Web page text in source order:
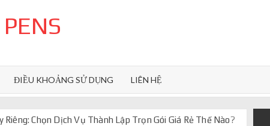
ĐIỀU KHOẢNG SỬ DỤNG LIÊN HỆ
Chọn Dịch Vụ Thành Lập Trọn Gói Giá Rẻ Thế Nào?